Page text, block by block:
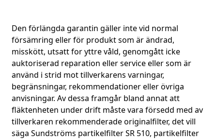
Den förlängda garantin gäller inte vid normal
försämring eller för produkt som är ändrad,
misskött, utsatt for yttre våld, genomgått icke
auktoriserad reparation eller service eller som är
använd i strid mot tillverkarens varningar,
begränsningar, rekommendationer eller övriga
anvisningar. Av dessa framgår bland annat att
fläktenheten under drift måste vara försedd med av
tillverkaren rekommenderade originalfilter, det vill
säga Sundströms partikelfilter SR 510, partikelfilter